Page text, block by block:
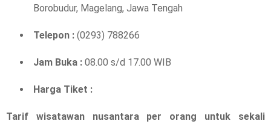
Borobudur, Magelang, Jawa Tengah
Telepon : (0293) 788266
Jam Buka : 08.00 s/d 17.00 WIB
Harga Tiket :
Tarif wisatawan nusantara per orang untuk sekali